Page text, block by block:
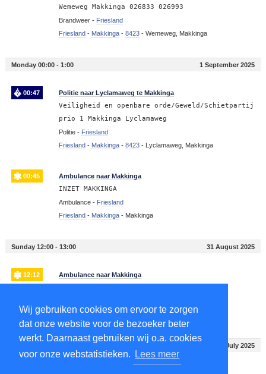
Wij gebruiken cookies om ervoor te zorgen
dat onze website voor de bezoeker beter
werkt. Daarnaast gebruiken wij o.a. cookies
voor onze webstatistieken.
Lees meer
Wemeweg Makkinga 026833 026993
Brandweer - Friesland
Friesland - Makkinga- 8423- Wemeweg, Makkinga
Monday 00:00 - 1:00 1 September 2025
00:47 Politie naar Lyclamaweg te Makkinga
Veiligheid en openbare orde/Geweld/Schietpartij
prio 1 Makkinga Lyclamaweg
Politie - Friesland
Friesland - Makkinga- 8423- Lyclamaweg, Makkinga
00:45 Ambulance naar Makkinga
INZET MAKKINGA
Ambulance - Friesland
Friesland - Makkinga- Makkinga
Sunday 12:00 - 13:00 31 August 2025
12:12 Ambulance naar Makkinga
Friesland-Makkinga-Makkinga
1 July 2025